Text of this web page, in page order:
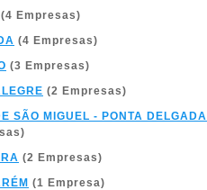
Empresas)
(4 Empresas)
(3 Empresas)
(2 Empresas)
SÃO MIGUEL - PONTA DELGADA
(2 Empresas)
(1 Empresa)